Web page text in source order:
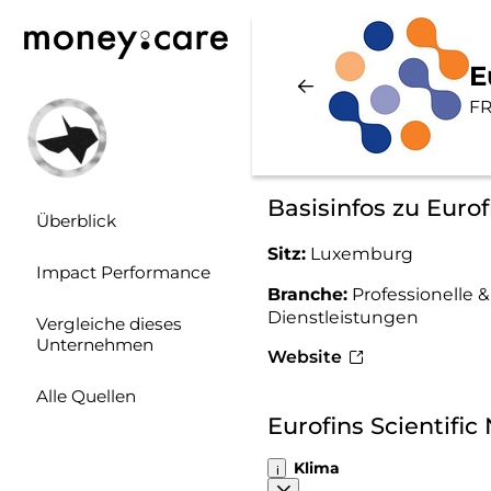
Überblick
Impact Performance
Vergleiche dieses
Unternehmen
Alle Quellen
Basisinfos zu
Sitz: Luxemburg
Branche: Professionelle
Dienstleistungen
Website
Eurofins
Klima